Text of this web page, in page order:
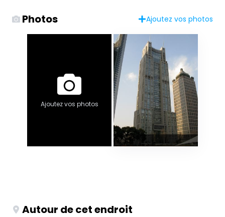
Photos Ajoutez vos photos
Ajoutez vos photos
Autour de cet endroit